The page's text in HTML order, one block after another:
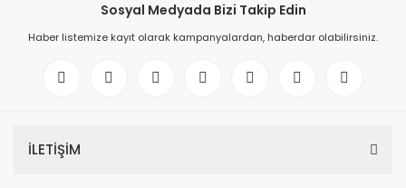
Sosyal Medyada Bizi Takip Edin
Haber listemize kayıt olarak kampanyalardan, haberdar olabilirsiniz.
İLETİŞİM